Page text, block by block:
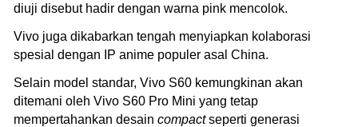
diuji disebut hadir dengan warna pink mencolok.
Vivo juga dikabarkan tengah menyiapkan kolaborasi
spesial dengan IP anime populer asal China.
Selain model standar, Vivo S60 kemungkinan akan
ditemani oleh Vivo S60 Pro Mini yang tetap
mempertahankan desain compactseperti generasi